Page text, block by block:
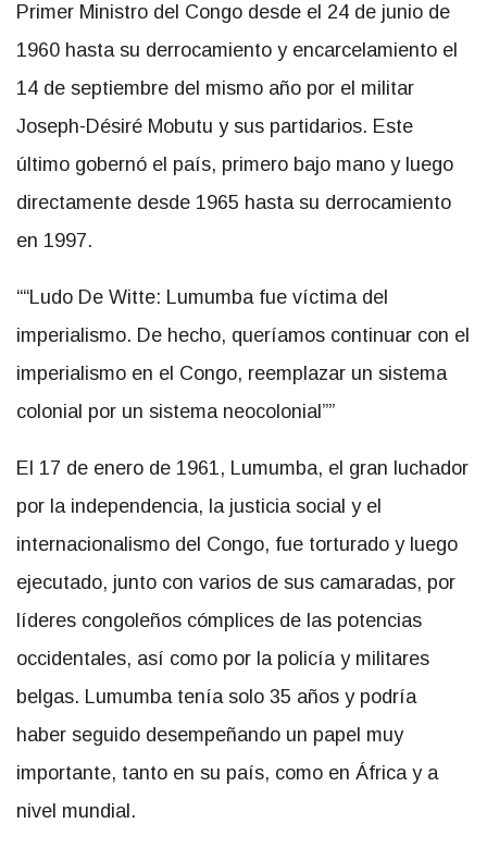
Primer Ministro del Congo desde el 24 de junio de
1960 hasta su derrocamiento y encarcelamiento el
14 de septiembre del mismo año por el militar
Joseph-Désiré Mobutu y sus partidarios. Este
último gobernó el país, primero bajo mano y luego
directamente desde 1965 hasta su derrocamiento
en 1997.
“Ludo De Witte: Lumumba fue víctima del
imperialismo. De hecho, queríamos continuar con el
imperialismo en el Congo, reemplazar un sistema
colonial por un sistema neocolonial”
El 17 de enero de 1961, Lumumba, el gran luchador
por la independencia, la justicia social y el
internacionalismo del Congo, fue torturado y luego
ejecutado, junto con varios de sus camaradas, por
líderes congoleños cómplices de las potencias
occidentales, así como por la policía y militares
belgas. Lumumba tenía solo 35 años y podría
haber seguido desempeñando un papel muy
importante, tanto en su país, como en África y a
nivel mundial.